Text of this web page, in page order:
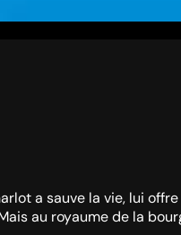
a sauve la vie, lui
au royaume de la